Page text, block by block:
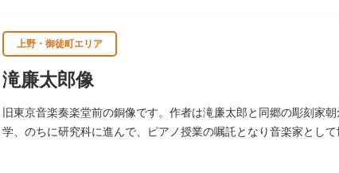
上野・御徒町エリア
滝廉太郎像
旧東京音楽奏楽堂前の銅像です。作者は滝廉太郎と同郷の彫刻家
学、のちに研究科に進んで、ピアノ授業の嘱託となり音楽家とし